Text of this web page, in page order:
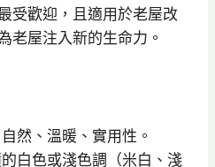
受歡迎，且適用於老屋改
老屋注入新的生命力。
然、溫暖、實用性。
白色或淺色調（米白、淺